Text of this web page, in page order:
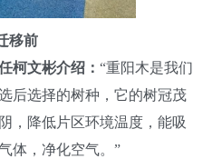
移前
文彬介绍： “重阳木是我们
后选择的树种，它的树冠茂
，降低片区环境温度，能吸
体，净化空气。”